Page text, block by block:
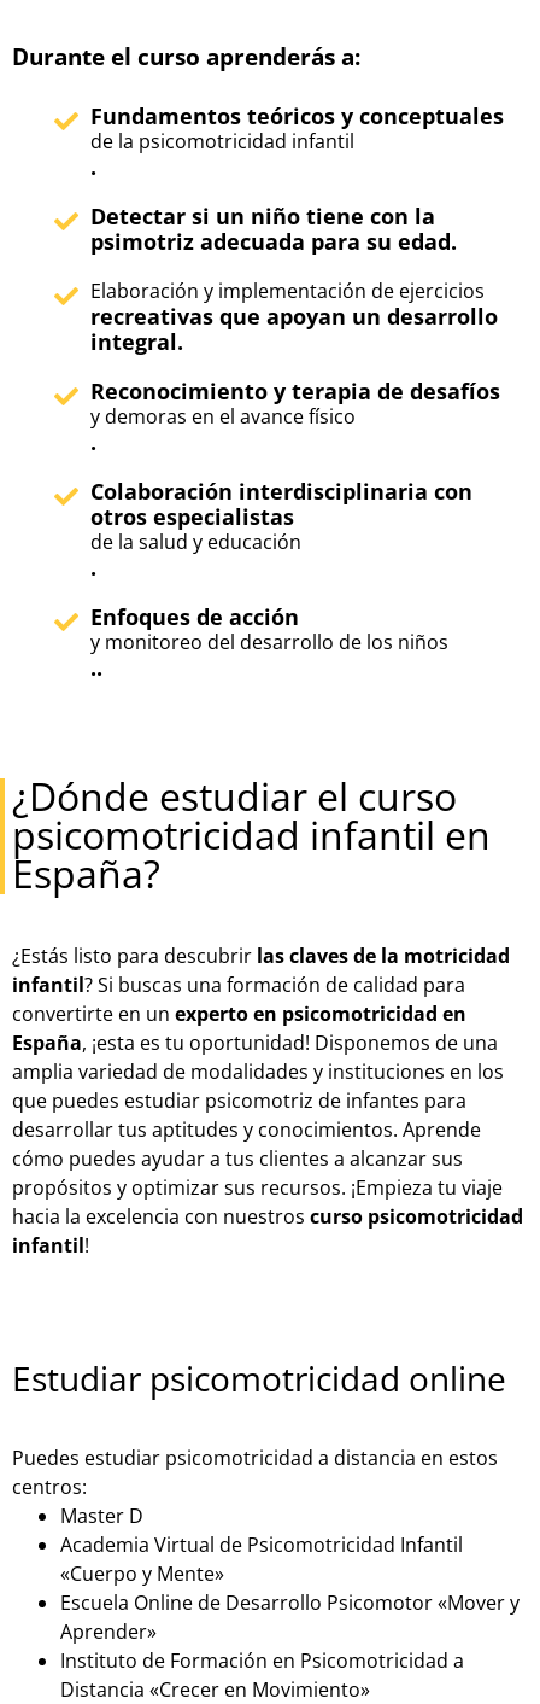
Durante el curso aprenderás a:
Fundamentos teóricos y conceptuales
de la psicomotricidad infantil
.
Detectar si un niño tiene con la
psimotriz adecuada para su edad.
Elaboración y implementación de ejercicios
recreativas que apoyan un desarrollo
integral.
Reconocimiento y terapia de desafíos
y demoras en el avance físico
.
Colaboración interdisciplinaria con
otros especialistas
de la salud y educación
.
Enfoques de acción
y monitoreo del desarrollo de los niños
..
¿Dónde estudiar el curso
psicomotricidad infantil en
España?
¿Estás listo para descubrir las claves de la motricidad
infantil? Si buscas una formación de calidad para
convertirte en un experto en psicomotricidad en
España, ¡esta es tu oportunidad! Disponemos de una
amplia variedad de modalidades y instituciones en los
que puedes estudiar psicomotriz de infantes para
desarrollar tus aptitudes y conocimientos. Aprende
cómo puedes ayudar a tus clientes a alcanzar sus
propósitos y optimizar sus recursos. ¡Empieza tu viaje
hacia la excelencia con nuestros curso psicomotricidad
infantil!
Estudiar psicomotricidad online
Puedes estudiar psicomotricidad a distancia en estos
centros:
Master D
Academia Virtual de Psicomotricidad Infantil
«Cuerpo y Mente»
Escuela Online de Desarrollo Psicomotor «Mover y
Aprender»
Instituto de Formación en Psicomotricidad a
Distancia «Crecer en Movimiento»